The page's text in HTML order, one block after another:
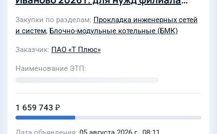
(4548581)
Закупки по разделам Прокладка инженерных сетей
и систем, Блочно-модульные котельные (БМК)
Заказчик ПАО «Т Плюс»
Наименование ЭТП
1 659 743 ₽